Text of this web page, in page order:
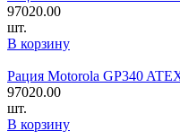
97020.00
шт.
В корзину
Рация Motorola GP340
97020.00
шт.
В корзину